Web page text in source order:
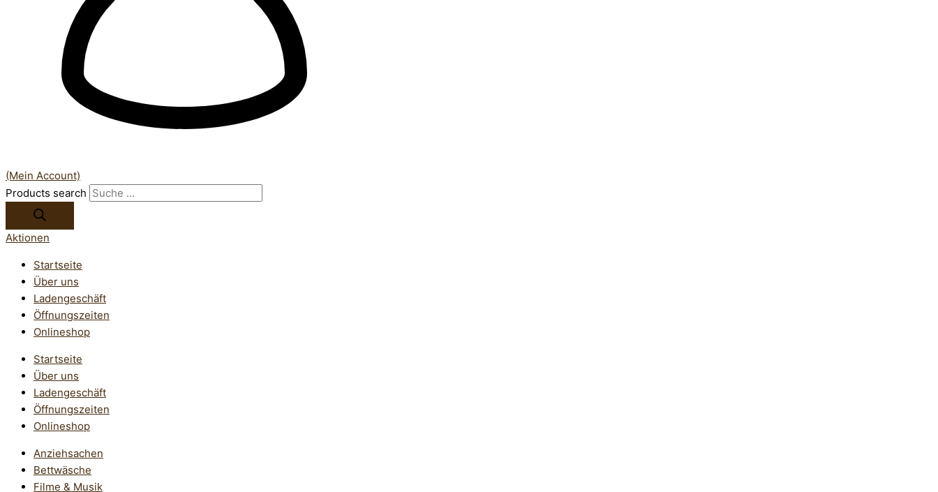
(Mein Account)
Products search
Aktionen
Startseite
Über uns
Ladengeschäft
Öffnungszeiten
Onlineshop
Startseite
Über uns
Ladengeschäft
Öffnungszeiten
Onlineshop
Anziehsachen
Bettwäsche
Filme & Musik